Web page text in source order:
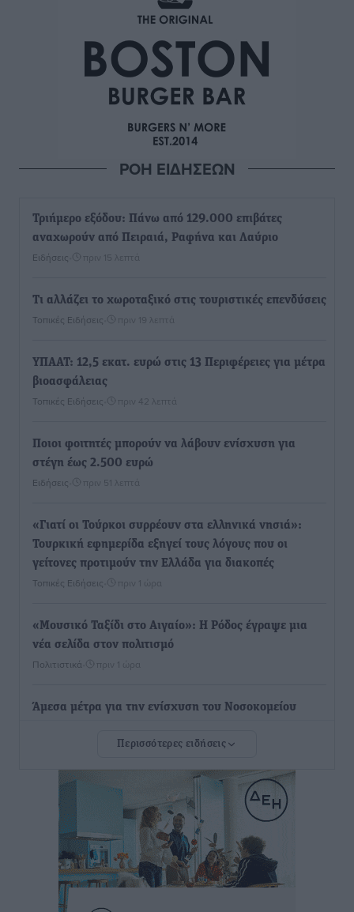
ΡΟΗ ΕΙΔΗΣΕΩΝ
Τριήμερο εξόδου: Πάνω από 129.000 επιβάτες
αναχωρούν από Πειραιά, Ραφήνα και Λαύριο
Ειδήσεις πριν 15 λεπτά
Τι αλλάζει το χωροταξικό στις τουριστικές επενδύσεις
Τοπικές Ειδήσεις πριν 19 λεπτά
ΥΠΑΑΤ: 12,5 εκατ. ευρώ στις 13 Περιφέρειες για μέτρα
βιοασφάλειας
Τοπικές Ειδήσεις πριν 42 λεπτά
Ποιοι φοιτητές μπορούν να λάβουν ενίσχυση για
στέγη έως 2.500 ευρώ
Ειδήσεις πριν 51 λεπτά
«Γιατί οι Τούρκοι συρρέουν στα ελληνικά νησιά»:
Τουρκική εφημερίδα εξηγεί τους λόγους που οι
γείτονες προτιμούν την Ελλάδα για διακοπές
Τοπικές Ειδήσεις πριν 1 ώρα
«Μουσικό Ταξίδι στο Αιγαίο»: Η Ρόδος έγραψε μια
νέα σελίδα στον πολιτισμό
Πολιτιστικά πριν 1 ώρα
Άμεσα μέτρα για την ενίσχυση του Νοσοκομείου
ανακοίνωσε ο Άδωνις Γεωργιάδης
Iατρικός Σύλλογος Ροδου προς Α. Γεωργιάδη:
Στρατηγικές Προτάσεις για την Ενίσχυση της
Δημόσιας Υγείας στη Νησιωτική Ελλάδα και στα
Νοσοκομεία της Γ΄ Ζώνης
Τοπικές Ειδήσεις• πριν 2 ώρες
Περισσότερες ειδήσεις